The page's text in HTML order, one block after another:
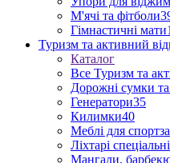
М'ячі та фітболи
Гімнастичні мати
Туризм та активний
Каталог
Все Туризм та
Дорожні сумки та
Генератори35
Килимки40
Меблі для
Ліхтарі спеціальні
Мангали,